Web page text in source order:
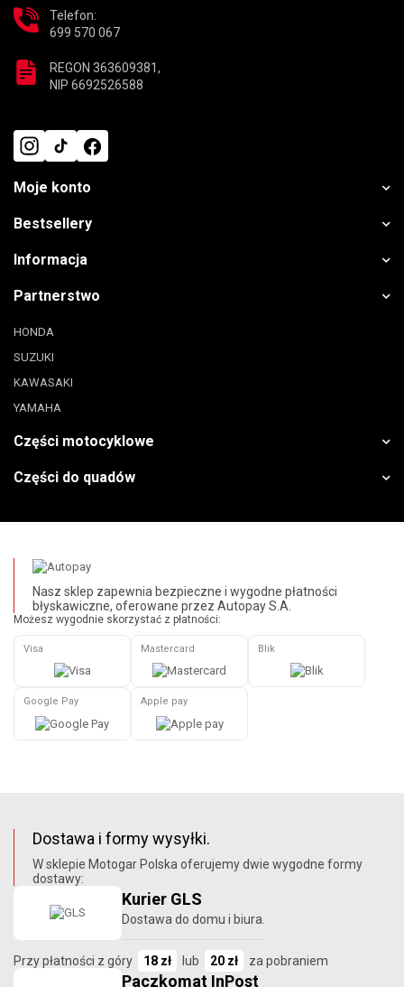
Telefon:
699 570 067
REGON 363609381,
NIP 6692526588
Moje konto
Bestsellery
Informacja
Partnerstwo
HONDA
SUZUKI
KAWASAKI
YAMAHA
Części motocyklowe
Części do quadów
Nasz sklep zapewnia bezpieczne i wygodne płatności
błyskawiczne, oferowane przez Autopay S.A.
Możesz wygodnie skorzystać z płatności:
Visa Mastercard Blik
Google Pay Apple pay
Dostawa i formy wysyłki.
W sklepie Motogar Polska oferujemy dwie wygodne formy
dostawy:
Kurier GLS
Dostawa do domu i biura.
Przy płatności z góry 18 zł lub 20 zł za pobraniem
Paczkomat InPost